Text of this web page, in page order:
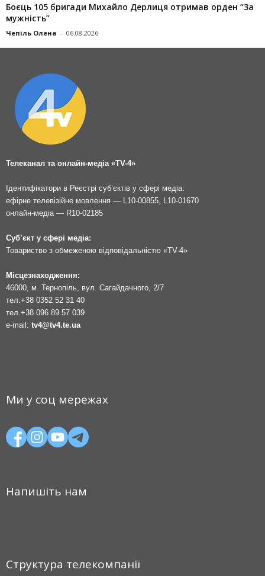
Боєць 105 бригади Михайло Дерлиця отримав орден “За
мужність”
Чепіль Олена - 06.08.2026
Телеканал та онлайн-медіа «TV-4»
Ідентифікатори в Реєстрі суб’єктів у сфері медіа:
ефірне телевізійне мовлення — L10-00855, L10-01670
онлайн-медіа — R10-02185
Суб’єкт у сфері медіа:
Товариство з обмеженою відповідальністю «TV-4»
Місцезнаходження:
46000, м. Тернопіль, вул. Сагайдачного, 2/7
тел. +38 0352 52 31 40
тел. +38 096 89 57 039
e-mail: tv4@tv4.te.ua
Ми у соц мережах
Напишіть нам
Структура телекомпанії